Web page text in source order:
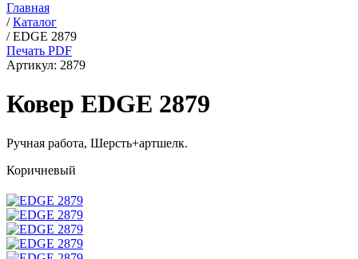
Главная
/Каталог
/EDGE 2879
Печать PDF
Артикул: 2879
Ковер EDGE 2879
Ручная работа, Шерсть+артшелк.
Коричневый